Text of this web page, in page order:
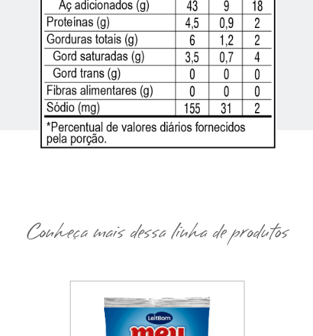
Conheça mais dessa linha de produtos